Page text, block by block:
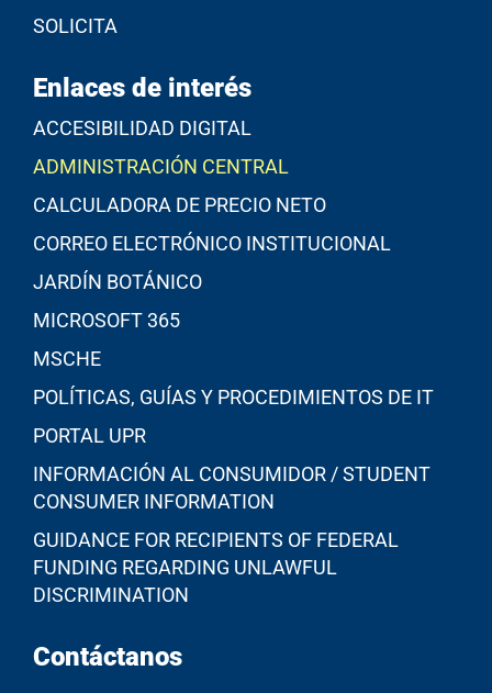
SOLICITA
Enlaces de interés
ACCESIBILIDAD DIGITAL
ADMINISTRACIÓN CENTRAL
CALCULADORA DE PRECIO NETO
CORREO ELECTRÓNICO INSTITUCIONAL
JARDÍN BOTÁNICO
MICROSOFT 365
MSCHE
POLÍTICAS, GUÍAS Y PROCEDIMIENTOS DE IT
PORTAL UPR
INFORMACIÓN AL CONSUMIDOR / STUDENT
CONSUMER INFORMATION
GUIDANCE FOR RECIPIENTS OF FEDERAL
FUNDING REGARDING UNLAWFUL
DISCRIMINATION
Contáctanos